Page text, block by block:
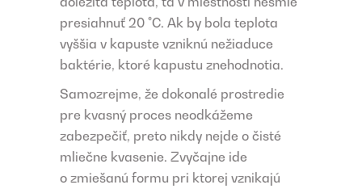
presiahnuť 20 °C. Ak by bola teplota
vyššia v kapuste vzniknú nežiaduce
baktérie, ktoré kapustu znehodnotia.
Samozrejme, že dokonalé prostredie
pre kvasný proces neodkážeme
zabezpečiť, preto nikdy nejde o čisté
mliečne kvasenie. Zvyčajne ide
o zmiešanú formu pri ktorej vznikajú